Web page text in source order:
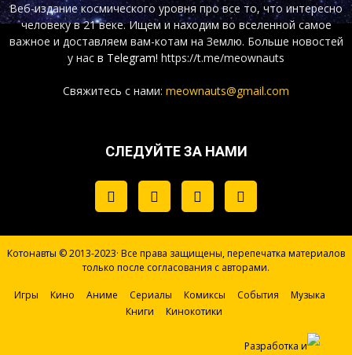
Веб-издание космического уровня про все то, что интересно
человеку в 21 веке. Ищем и находим во вселенной самое
важное и доставляем вам-котам на Землю. Больше новостей
у нас в Telegram! https://t.me/meownauts
Свяжитесь с нами: meownauts@gmail.com
СЛЕДУЙТЕ ЗА НАМИ
Котонавты © 2013-2023· Все права защищены, перепечатка материалов
только после согласования с авторами.
Игры Кино Аниме Сериалы Комиксы События
Музыка
Книги
Кинокотики
Разработка и